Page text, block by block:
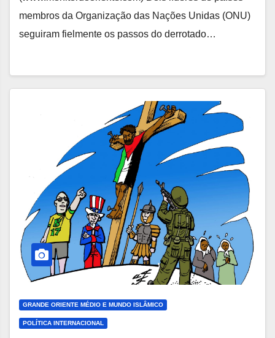
membros da Organização das Nações Unidas (ONU)
seguiram fielmente os passos do derrotado…
GRANDE ORIENTE MÉDIO E MUNDO ISLÂMICO
POLÍTICA INTERNACIONAL